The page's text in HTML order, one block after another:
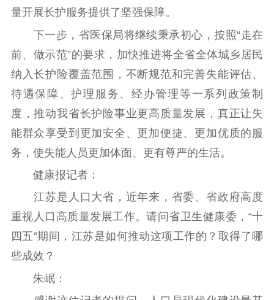
量开展长护服务提供了坚强保障。
下一步，省医保局将继续秉承初心，按照“走在
前、做示范”的要求，加快推进将全省全体城乡居民
纳入长护险覆盖范围，不断规范和完善失能评估、
待遇保障、护理服务、经办管理等一系列政策制
度，推动我省长护险事业更高质量发展，真正让失
能群众享受到更加安全、更加便捷、更加优质的服
务，使失能人员更加体面、更有尊严的生活。
健康报记者：
江苏是人口大省，近年来，省委、省政府高度
重视人口高质量发展工作。请问省卫生健康委，“十
四五”期间，江苏是如何推动这项工作的？取得了哪
些成效？
朱岷：